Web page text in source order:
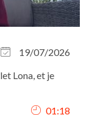
19/07/2026
Lona, et je
01:18